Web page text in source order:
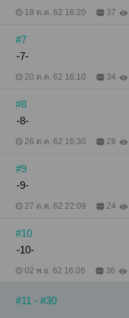
19 ต.ค. 62 16:20 37
#7
-7-
20 ต.ค. 62 16:10 34
#8
-8-
26 ต.ค. 62 16:30 28
#9
-9-
27 ต.ค. 62 22:09 24
#10
-10-
02 พ.ย. 62 16:06 36
#11 - #30